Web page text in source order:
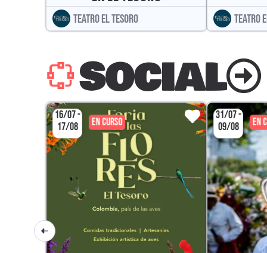
TEATRO EL TESORO TEATRO
SOCIAL
16/07 -
17/08
EN CURSO
31/07 -
09/08
EN